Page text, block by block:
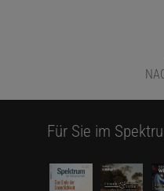
Für Sie im